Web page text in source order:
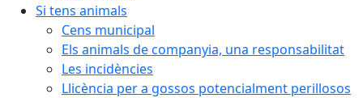
Si tens animals
Cens municipal
Els animals de companyia, una responsabilitat
Les incidències
Llicència per a gossos potencialment perillosos